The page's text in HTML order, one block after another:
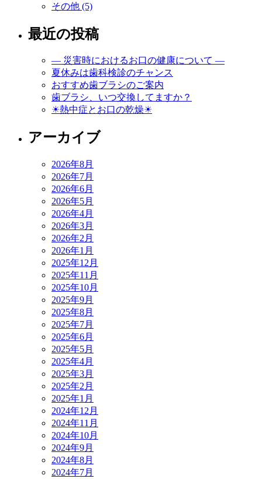
その他 (5)
最近の投稿
― 災害時におけるお口の健康について ―
夏休みは歯科検診のチャンス
おすすめ歯ブラシのご案内
歯ブラシ、いつ交換してますか？
☀熱中症とお口の乾燥☀
アーカイブ
2026年8月
2026年7月
2026年6月
2026年5月
2026年4月
2026年3月
2026年2月
2026年1月
2025年12月
2025年11月
2025年10月
2025年9月
2025年8月
2025年7月
2025年6月
2025年5月
2025年4月
2025年3月
2025年2月
2025年1月
2024年12月
2024年11月
2024年10月
2024年9月
2024年8月
2024年7月